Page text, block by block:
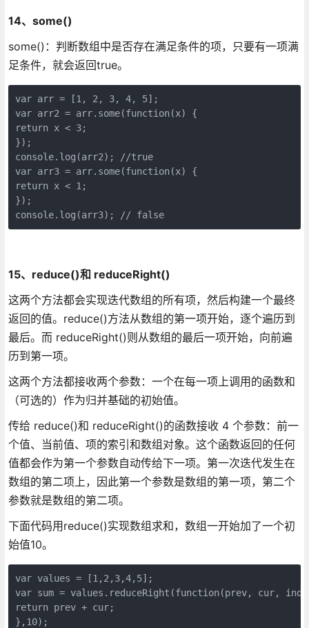
14、some()
some()：判断数组中是否存在满足条件的项，只要有一项满
足条件，就会返回true。
var arr = [1, 2, 3, 4, 5];
var arr2 = arr.some(function(x) {
return x < 3;
});
console.log(arr2); //true
var arr3 = arr.some(function(x) {
return x < 1;
});
console.log(arr3); // false
15、reduce()和 reduceRight()
这两个方法都会实现迭代数组的所有项，然后构建一个最终
返回的值。reduce()方法从数组的第一项开始，逐个遍历到
最后。而 reduceRight()则从数组的最后一项开始，向前遍
历到第一项。
这两个方法都接收两个参数：一个在每一项上调用的函数和
（可选的）作为归并基础的初始值。
传给 reduce()和 reduceRight()的函数接收 4 个参数：前一
个值、当前值、项的索引和数组对象。这个函数返回的任何
值都会作为第一个参数自动传给下一项。第一次迭代发生在
数组的第二项上，因此第一个参数是数组的第一项，第二个
参数就是数组的第二项。
下面代码用reduce()实现数组求和，数组一开始加了一个初
始值10。
var values = [1,2,3,4,5];
var sum = values.reduceRight(function(prev, cur,
return prev + cur;
},10);